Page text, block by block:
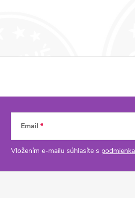
Email
Vložením e-mailu súhlasíte s